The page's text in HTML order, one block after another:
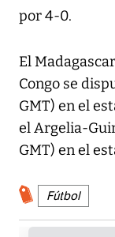
por 4-0.
El
Congo se
GMT) en el
el Argelia-
GMT) en el
Fútbol